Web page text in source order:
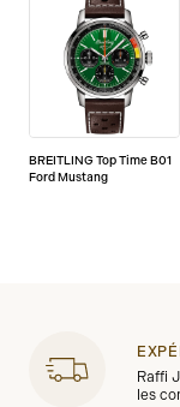
BREITLING Top Time B01
Ford Mustang
Raffi
les